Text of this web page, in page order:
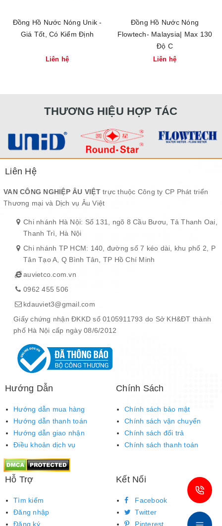
Đồng Hồ Nước Nóng Unik -
Giá Tốt, Có Kiểm Định
Liên hệ
Đồng Hồ Nước Nóng
Flowtech- Malaysia| Max 130
Độ C
Liên hệ
THƯƠNG HIỆU HỢP TÁC
Liên Hệ
VAN CÔNG NGHIỆP ÂU VIỆTtrực thuộc Công ty CP Phát triển
Thương mại và Dịch vụ Âu Việt
Chi nhánh Hà Nội: Số 131, ngõ 8 Cầu Bươu, Tả Thanh Oai,
Thanh Trì, Hà Nội
Chi nhánh TP HCM: 140, đường số 7 kéo dài, khu phố 2, P
Tân Tạo A, Q Bình Tân, TP Hồ Chí Minh
auvietco.com.vn
0962 455 506
kdauviet3@gmail.com
Giấy chứng nhận ĐKKD số 0105911793 do Sở KH&ĐT thành
phố Hà Nội cấp ngày 08/6/2012
Hướng Dẫn
Hướng dẫn mua hàng
Hướng dẫn thanh toán
Hướng dẫn giao nhận
Điều khoản dịch vụ
Chính Sách
Chính sách bảo mật
Chính sách vận chuyển
Chính sách đổi trả
Chính sách thanh toán
Hỗ Trợ
Tìm kiếm
Đăng nhập
Đăng ký
Kết Nối
Facebook
Twitter
Pinterest